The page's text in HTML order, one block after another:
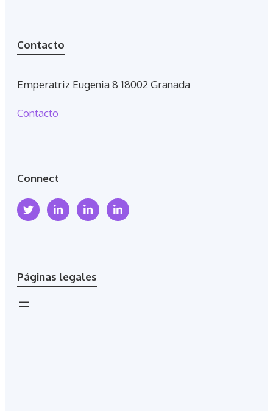
Contacto
Emperatriz Eugenia 8 18002 Granada
Contacto
Connect
Páginas legales